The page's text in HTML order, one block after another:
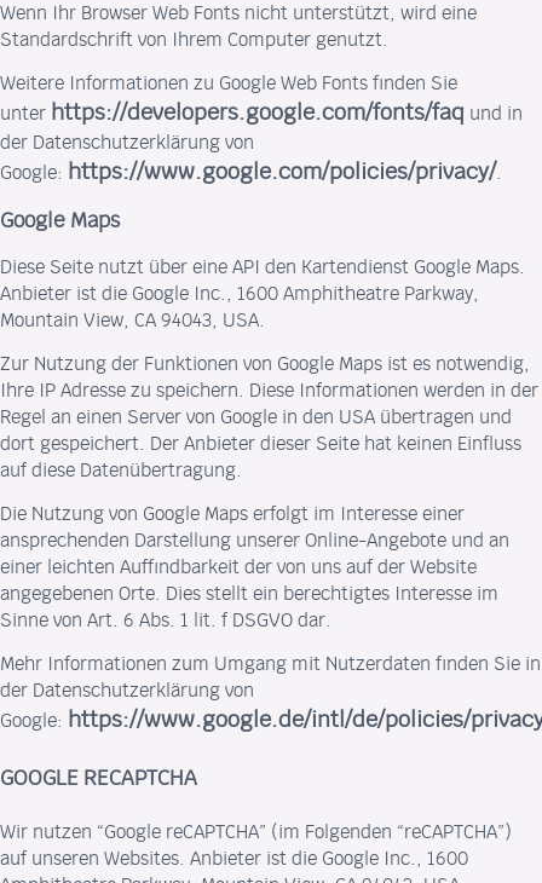
Wenn Ihr Browser Web Fonts nicht unterstützt, wird eine
Standardschrift von Ihrem Computer genutzt.
Weitere Informationen zu Google Web Fonts finden Sie
unter https://developers.google.com/fonts/faq und in
der Datenschutzerklärung von
Google: https://www.google.com/policies/privacy/
Google Maps
Diese Seite nutzt über eine API den Kartendienst Google Maps.
Anbieter ist die Google Inc., 1600 Amphitheatre Parkway,
Mountain View, CA 94043, USA.
Zur Nutzung der Funktionen von Google Maps ist es notwendig,
Ihre IP Adresse zu speichern. Diese Informationen werden in der
Regel an einen Server von Google in den USA übertragen und
dort gespeichert. Der Anbieter dieser Seite hat keinen Einfluss
auf diese Datenübertragung.
Die Nutzung von Google Maps erfolgt im Interesse einer
ansprechenden Darstellung unserer Online-Angebote und an
einer leichten Auffindbarkeit der von uns auf der Website
angegebenen Orte. Dies stellt ein berechtigtes Interesse im
Sinne von Art. 6 Abs. 1 lit. f DSGVO dar.
Mehr Informationen zum Umgang mit Nutzerdaten finden Sie in
der Datenschutzerklärung von
Google: https://www.google.de/intl/de/policies/
GOOGLE RECAPTCHA
Wir nutzen “Google reCAPTCHA” (im Folgenden “reCAPTCHA”)
auf unseren Websites. Anbieter ist die Google Inc., 1600